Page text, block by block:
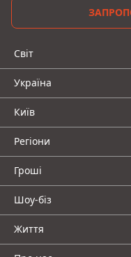
Світ
Україна
Київ
Регіони
Гроші
Шоу-біз
Життя